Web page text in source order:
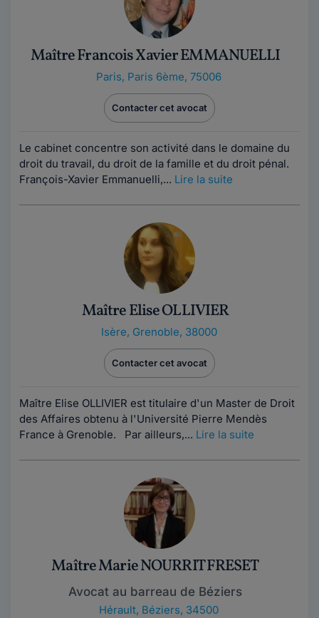
Maître Francois Xavier EMMANUELLI
Paris, Paris 6ème, 75006
Contacter cet avocat
Le cabinet concentre son activité dans le domaine du
droit du travail, du droit de la famille et du droit pénal.
François-Xavier Emmanuelli,... Lire la suite
Maître Elise OLLIVIER
Isère, Grenoble, 38000
Contacter cet avocat
Maître Elise OLLIVIER est titulaire d'un Master de Droit
des Affaires obtenu à l'Université Pierre Mendès
France à Grenoble. Par ailleurs,... Lire la suite
Maître Marie NOURRIT FRESET
Avocat au barreau de Béziers
Hérault, Béziers, 34500